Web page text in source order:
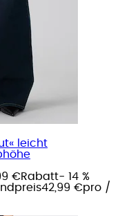
leicht
€Rabatt- 14 %
42,99 €pro /